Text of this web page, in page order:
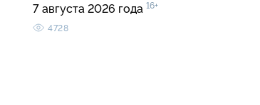
7 августа 2026 года 16+
4728